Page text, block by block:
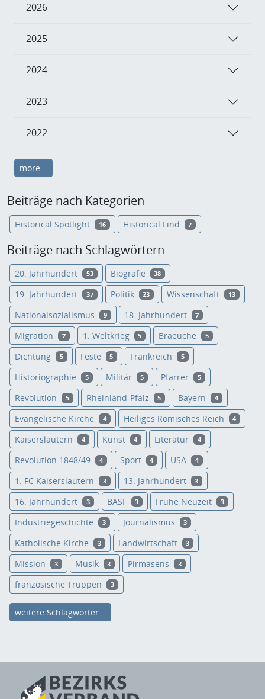
2026
2025
2024
2023
2022
more...
Beiträge nach Kategorien
Historical Spotlight 16 Historical Find 7
Beiträge nach Schlagwörtern
20. Jahrhundert 53 Biografie 38
19. Jahrhundert 37 Politik 23 Wissenschaft 13
Nationalsozialismus 9 18. Jahrhundert 7
Migration 7 1. Weltkrieg 5 Braeuche 5
Dichtung 5 Feste 5 Frankreich 5
Historiographie 5 Militär 5 Pfarrer 5
Revolution 5 Rheinland-Pfalz 5 Bayern 4
Evangelische Kirche 4 Heiliges Römisches Reich 4
Kaiserslautern 4 Kunst 4 Literatur 4
Revolution 1848/49 4 Sport 4 USA 4
1. FC Kaiserslautern 3 13. Jahrhundert 3
16. Jahrhundert 3 BASF 3 Frühe Neuzeit 3
Industriegeschichte 3 Journalismus 3
Katholische Kirche 3 Landwirtschaft 3
Mission 3 Musik 3 Pirmasens 3
französische Truppen 3
weitere Schlagwörter...